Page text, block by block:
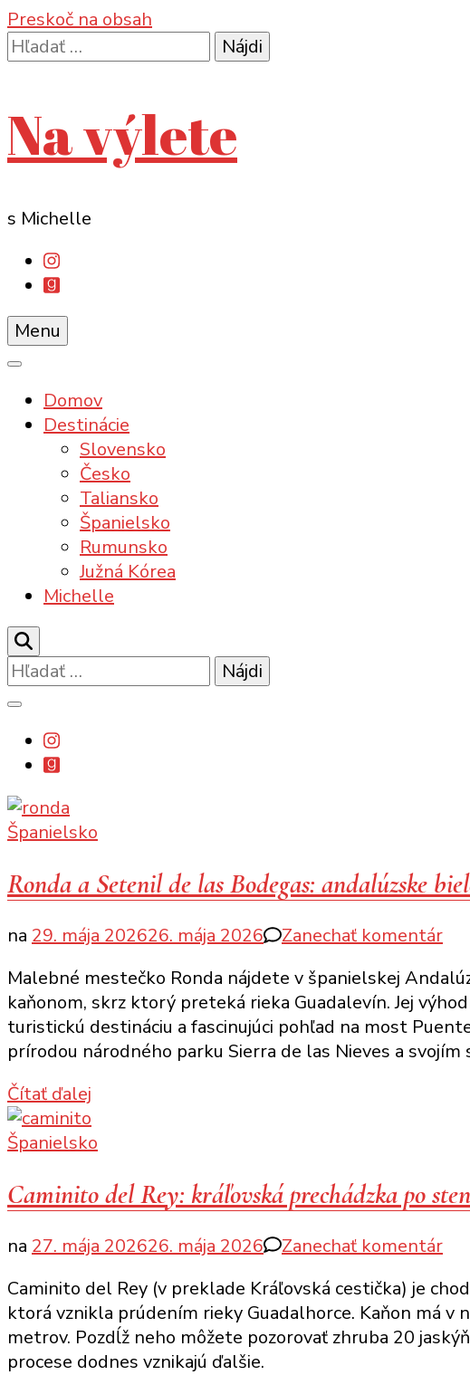
Preskoč na obsah
Hľadať:
Na výlete
s Michelle
Menu
Domov
Destinácie
Slovensko
Česko
Taliansko
Španielsko
Rumunsko
Južná Kórea
Michelle
Hľadať:
Španielsko
Ronda a Setenil de las Bodegas: andalúzske
na 29. mája 202626. mája 2026 Zanechať komentárk
a
de
Malebné mestečko Ronda nájdete v španielskej
kaňonom, skrz ktorý preteká rieka Guadalevín. Jej
turistickú destináciu a fascinujúci pohľad na most
prírodou národného parku Sierra de las Nieves a svojím
Čítať ďalej
Španielsko
Caminito del Rey: kráľovská prechádzka po
na 27. mája 202626. mája 2026 Zanechať komentárk
del
Caminito del Rey (v preklade Kráľovská cestička) je
ktorá vznikla prúdením rieky Guadalhorce. Kaňon má
metrov. Pozdĺž neho môžete pozorovať zhruba 20
procese dodnes vznikajú ďalšie.